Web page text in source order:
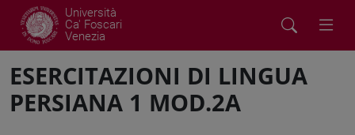
Università
Ca' Foscari
Venezia
ESERCITAZIONI DI LINGUA
PERSIANA 1 MOD.2A